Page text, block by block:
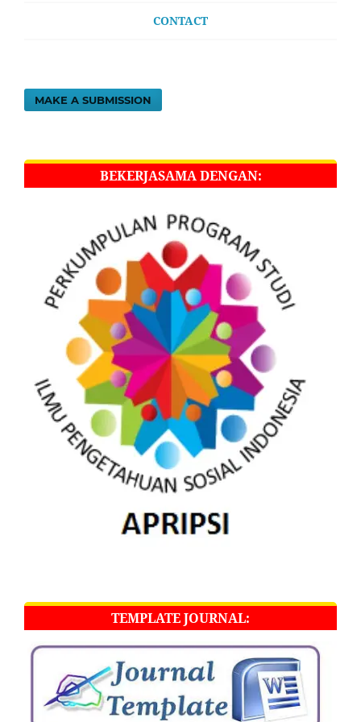
CONTACT
MAKE A SUBMISSION
BEKERJASAMA DENGAN:
TEMPLATE JOURNAL: